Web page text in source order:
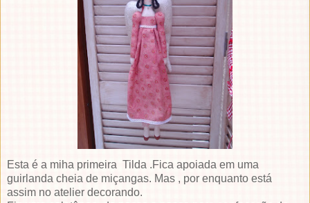
Esta é a miha primeira Tilda .Fica apoiada em uma
guirlanda cheia de miçangas. Mas , por enquanto está
assim no atelier decorando.